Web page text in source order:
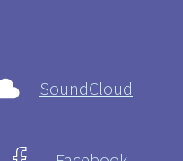
SoundCloud